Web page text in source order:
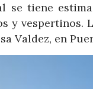
se tiene
y vespertinos.
Valdez, en